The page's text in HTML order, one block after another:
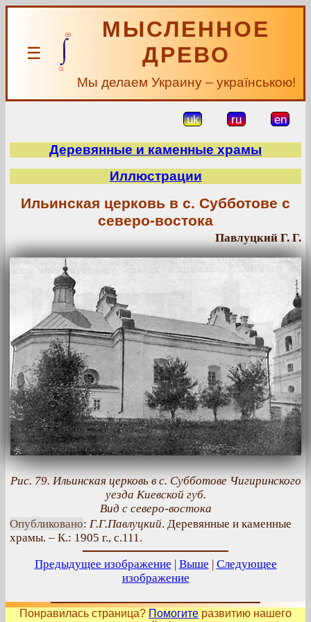
☰
МЫСЛЕННОЕ
ДРЕВО
Мы делаем Украину – українською!
uk ru en
Деревянные и каменные храмы
Иллюстрации
Ильинская церковь в с. Субботове с
северо-востока
Павлуцкий Г. Г.
Рис. 79. Ильинская церковь в с. Субботове Чигиринского
уезда Киевской губ.
Вид с северо-востока
Опубликовано: Г.Г.Павлуцкий. Деревянные и каменные
храмы. – К.: 1905 г., с.111.
Предыдущее изображение | Выше | Следующее
изображение
Понравилась страница? Помогите развитию нашего